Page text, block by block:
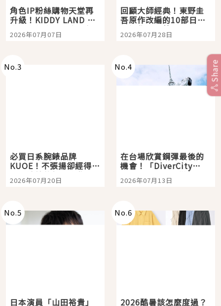
角色IP粉絲購物天堂再
升級！KIDDY LAND 原
宿店吉伊卡哇迎客，新
開幕 OMOKADO 店3分
2026年07月07日
回顧大師經典！東野圭
吾原作改編的10部日本
影視作品推薦
2026年07月28日
No.3
必買日系腕錶品牌
KUOE！不張揚卻經得起
時間洗鍊的經典之作五
選
2026年07月20日
No.4
在台場欣賞鋼彈最後的
機會！「DiverCity
Tokyo Plaza」搭船、
購物、美食及夜景，一
2026年07月13日
No.5
日本演員「山田裕貴」
No.6
2026酷暑該怎麼度過？
Share